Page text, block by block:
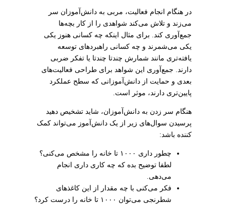
در هنگام انجام فعالیت، مربی به دانش‌آموزان سر
می‌زند و تلاش می‌کند شواهدی را از کار بچه‌ها
جمع‌آوری کند. برای مثال اینکه چه کسانی هنوز یکی
یکی می‌شمرند و چه کسانی راهبردهای توسعه
یافته‌تری مانند شمارش چندتا چندتا یا تفکر ضربی
دارند. جمع‌آوری این شواهد برای طراحی فعالیت‌های
بعدی و حمایت از دانش‌آموزانی که سطح عملکرد
پایین‌تری دارند، موثر است.
هنگام سر زدن به دانش‌آموزان، شاید تشخیص دهید
پرسیدن سوال‌های زیر از یک دانش‌آموز می‌تواند کمک
کننده باشد:
چطور داری ۱۰۰۰ تا خانه را مشخص می‌کنی؟
لطفا توضیح بده که چه کاری داری انجام
می‌دهی.
فکر می‌کنی با چه مقدار از این کاغذهای
شطرنجی می‌توان ۱۰۰۰ تا خانه را درست کرد؟